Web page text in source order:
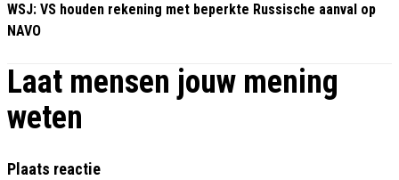
WSJ: VS houden rekening met beperkte Russische aanval op
NAVO
Laat mensen jouw mening
weten
Plaats reactie